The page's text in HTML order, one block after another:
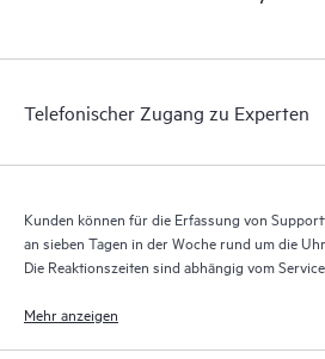
Supportverträgen liefert, die durch den
Verwaltung ihrer Assets. Sie sehen auf
interagieren. Mit neuen Self-Service-
selbst ausführen und ein Portal mit
zusammengestellten
Beitrag für Operational Excellence und
vom Edge bis zur Cloud leisten.
Telefonischer Zugang zu Experten
Kunden können für die Erfassung von
an sieben Tagen in der Woche rund um die
Die Reaktionszeiten sind abhängig vom
Mehr anzeigen